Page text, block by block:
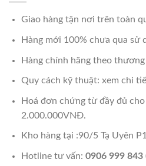
Giao hàng tận nơi trên toàn
Hàng mới 100% chưa qua sử
Hàng chính hãng theo thương
Quy cách kỹ thuật: xem chi
Hoá đơn chứng từ đầy đủ
2.000.000VNĐ.
Kho hàng tại :90/5 Tạ Uyên
Hotline tư vấn: 0906 999 843